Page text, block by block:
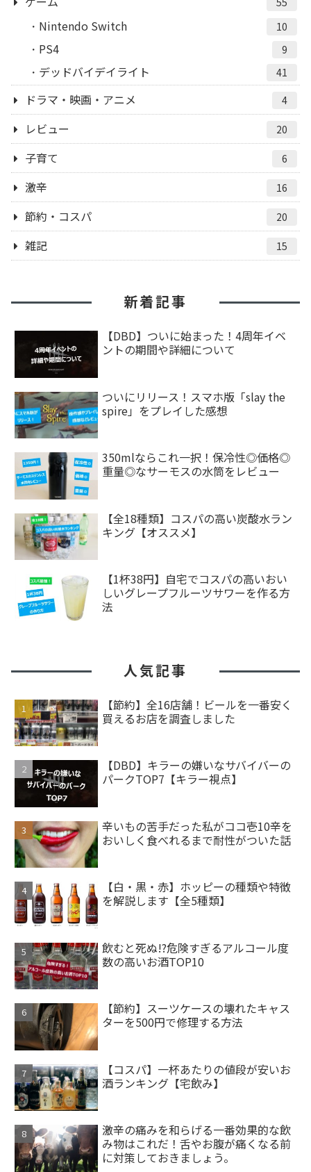
Nintendo Switch 10
PS4 9
デッドバイデイライト 41
ドラマ・映画・アニメ 4
レビュー 20
子育て 6
激辛 16
節約・コスパ 20
雑記 15
新着記事
【DBD】ついに始まった！4周年イベ
ントの期間や詳細について
ついにリリース！スマホ版「slay the
spire」をプレイした感想
350mlならこれ一択！保冷性◎価格◎
重量◎なサーモスの水筒をレビュー
【全18種類】コスパの高い炭酸水ラン
キング【オススメ】
【1杯38円】自宅でコスパの高いおい
しいグレープフルーツサワーを作る方
法
人気記事
【節約】全16店舗！ビールを一番安く
買えるお店を調査しました
【DBD】キラーの嫌いなサバイバーの
パークTOP7【キラー視点】
辛いもの苦手だった私がココ壱10辛を
おいしく食べれるまで耐性がついた話
【白・黒・赤】ホッピーの種類や特徴
を解説します【全5種類】
飲むと死ぬ!?危険すぎるアルコール度
数の高いお酒TOP10
【節約】スーツケースの壊れたキャス
ターを500円で修理する方法
【コスパ】一杯あたりの値段が安いお
酒ランキング【宅飲み】
激辛の痛みを和らげる一番効果的な飲
み物はこれだ！舌やお腹が痛くなる前
に対策しておきましょう。